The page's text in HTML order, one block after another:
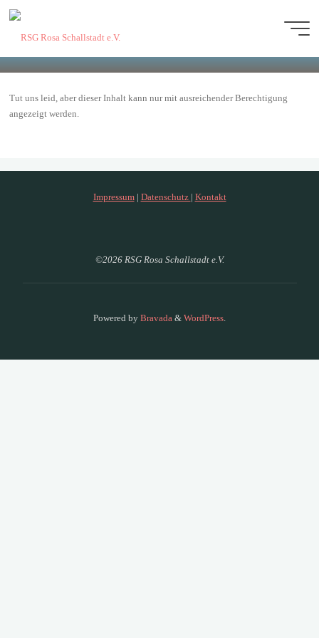
Zum
Inhalt
springen
Versammlungen
Tut uns leid, aber dieser Inhalt kann nur mit ausreichender Berechtigung
angezeigt werden.
Impressum| Datenschutz | Kontakt
©2026 RSG Rosa Schallstadt e.V.
Powered by Bravada & WordPress